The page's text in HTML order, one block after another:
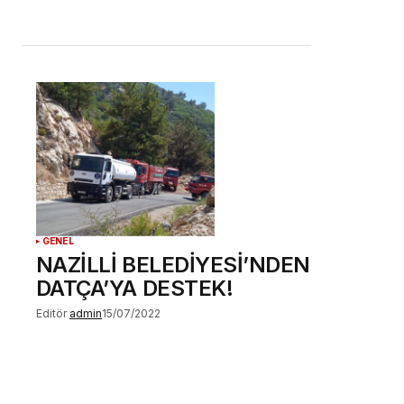
GENEL
NAZİLLİ BELEDİYESİ’NDEN
DATÇA’YA DESTEK!
Editör admin15/07/2022